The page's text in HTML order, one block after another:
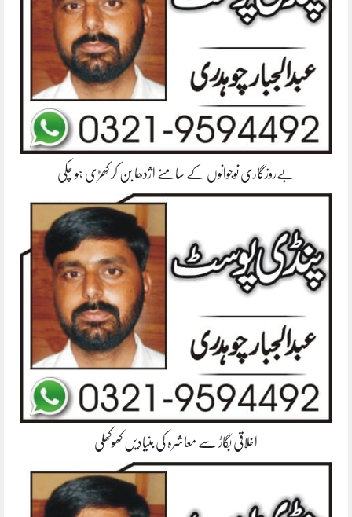
بےروزگاری نوجوانوں کے سامنے اژدھا بن کر کھڑی ہو چکی
اخلاقی بگاڑ سے معاشرہ کی بنیادیں کھوکھلی